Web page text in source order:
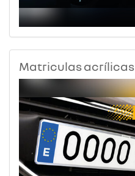
Matriculas acrílicas